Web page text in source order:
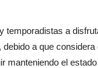
temporadistas a
a que
manteniendo el